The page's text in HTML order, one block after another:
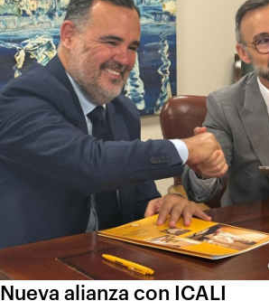
Nueva alianza con ICALI